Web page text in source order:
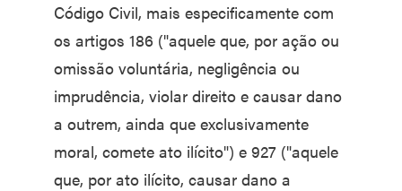
Código Civil, mais especificamente com
os artigos 186 ("aquele que, por ação ou
omissão voluntária, negligência ou
imprudência, violar direito e causar dano
a outrem, ainda que exclusivamente
moral, comete ato ilícito") e 927 ("aquele
que, por ato ilícito, causar dano a